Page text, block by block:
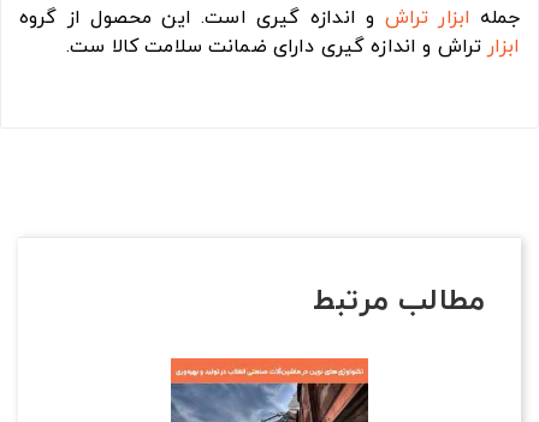
جمله ابزار تراش و اندازه گیری است. این محصول از گروه
ابزار تراش و اندازه گیری دارای ضمانت سلامت کالا ست.
مطالب مرتبط